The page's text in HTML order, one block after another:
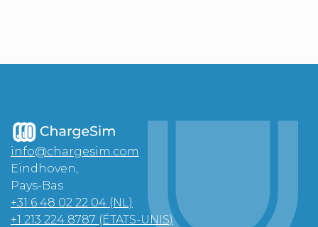
info@chargesim.com
Eindhoven,
Pays-Bas
+31 6 48 02 22 04 (NL)
+1 213 224 8787 (ÉTATS-UNIS)